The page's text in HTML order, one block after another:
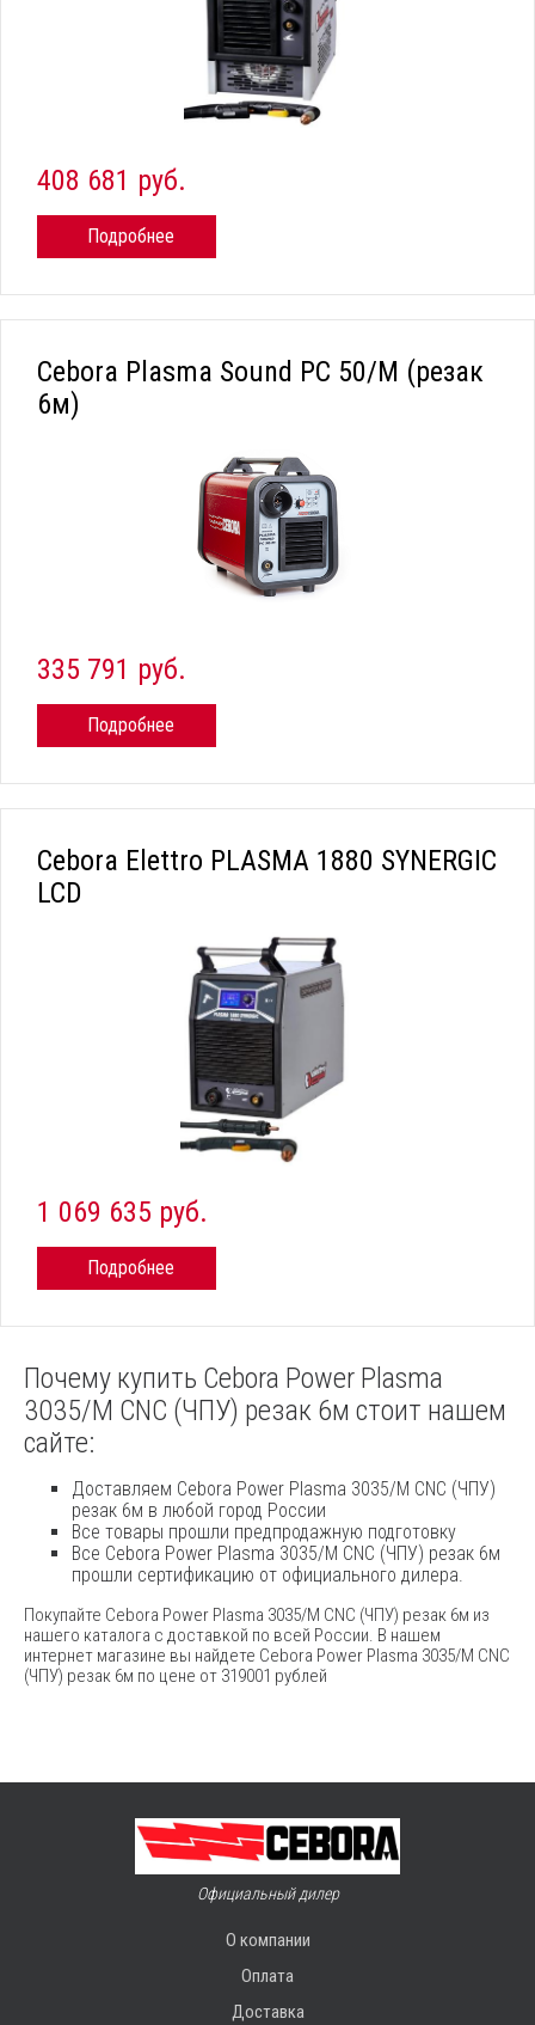
408 681 руб.
Подробнее
Cebora Plasma Sound PC 50/М (резак
6м)
335 791 руб.
Подробнее
Cebora Elettro PLASMA 1880 SYNERGIC
LCD
1 069 635 руб.
Подробнее
Почему купить Cebora Power Plasma
3035/M CNC (ЧПУ) резак 6м стоит нашем
сайте:
Доставляем Cebora Power Plasma 3035/M CNC (ЧПУ)
резак 6м в любой город России
Все товары прошли предпродажную подготовку
Все Cebora Power Plasma 3035/M CNC (ЧПУ) резак 6м
прошли сертификацию от официального дилера.
Покупайте Cebora Power Plasma 3035/M CNC (ЧПУ) резак 6м из
нашего каталога с доставкой по всей России. В нашем
интернет магазине вы найдете Cebora Power Plasma 3035/M CNC
(ЧПУ) резак 6м по цене от 319001 рублей
Официальный дилер
О компании
Оплата
Доставка